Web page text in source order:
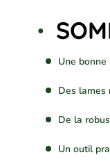
Une
Des lames
De la
Un outil